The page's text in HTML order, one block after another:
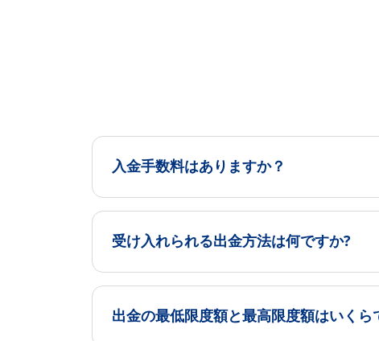
入金手数料はありますか？
受け入れられる出金方法は何ですか?
出金の最低限度額と最高限度額はいくら